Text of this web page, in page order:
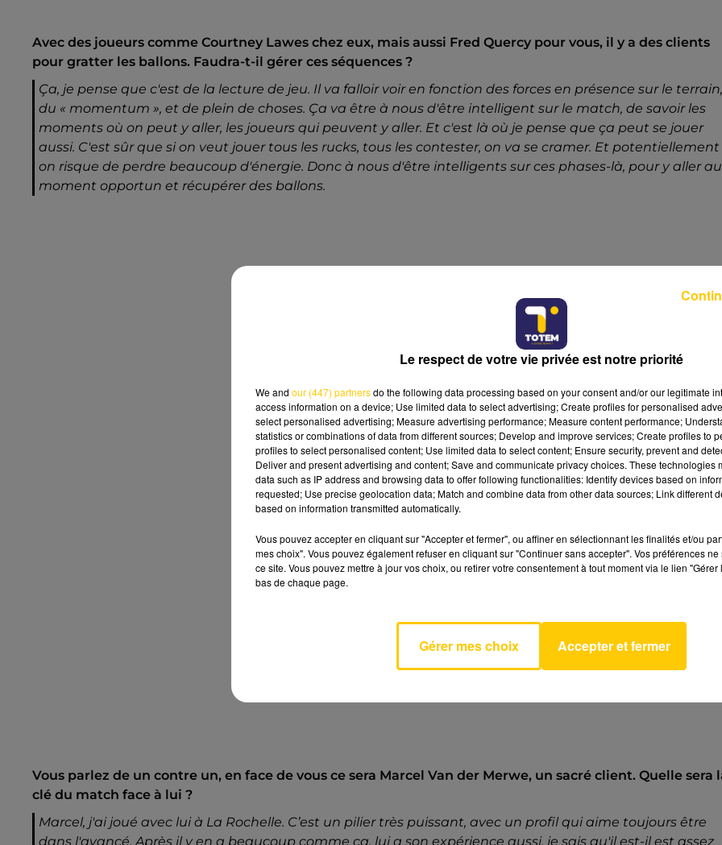
Avec des joueurs comme Courtney Lawes chez eux, mais aussi Fred Quercy pour vous, il y a des clients
pour gratter les ballons. Faudra-t-il gérer ces séquences ?
Ça, je pense que c'est de la lecture de jeu. Il va falloir voir en fonction des forces en présence sur le terrain,
du « momentum », et de plein de choses. Ça va être à nous d'être intelligent sur le match, de savoir les
moments où on peut y aller, les joueurs qui peuvent y aller. Et c'est là où je pense que ça peut se jouer
aussi. C'est sûr que si on veut jouer tous les rucks, tous les contester, on va se cramer. Et potentiellement
on risque de perdre beaucoup d'énergie. Donc à nous d'être intelligents sur ces phases-là, pour y aller au
moment opportun et récupérer des ballons.
Vous parlez de un contre un, en face de vous ce sera Marcel Van der Merwe, un sacré client. Quelle sera
clé du match face à lui ?
Marcel, j'ai joué avec lui à La Rochelle. C’est un pilier très puissant, avec un profil qui aime toujours être
dans l'avancé. Après il y en a beaucoup comme ça, lui a son expérience aussi, je sais qu'il est-il est assez
Le respect de votre vie privée est notre priorité
We and our (447) partnersdo the following data processing based on your consent and/or our legitimate
access information on a device; Use limited data to select advertising; Create profiles for personalised
select personalised advertising; Measure advertising performance; Measure content performance;
statistics or combinations of data from different sources; Develop and improve services; Create profiles to
profiles to select personalised content; Use limited data to select content; Ensure security, prevent and
Deliver and present advertising and content; Save and communicate privacy choices. These technologies
data such as IP address and browsing data to offer following functionalities: Identify devices based on
requested; Use precise geolocation data; Match and combine data from other data sources; Link different
based on information transmitted automatically.
Vous pouvez accepter en cliquant sur "Accepter et fermer", ou affiner en sélectionnant les finalités et/ou
mes choix". Vous pouvez également refuser en cliquant sur "Continuer sans accepter". Vos préférences
ce site. Vous pouvez mettre à jour vos choix, ou retirer votre consentement à tout moment via le lien
bas de chaque page.
Gérer mes choix Accepter et fermer